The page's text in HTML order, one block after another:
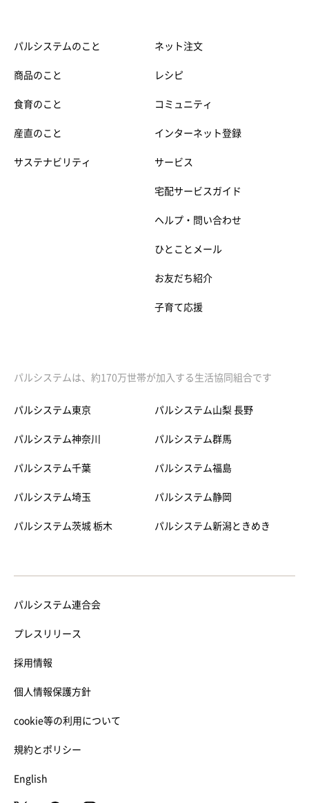
パルシステムのこと
商品のこと
食育のこと
産直のこと
サステナビリティ
ネット注文
レシピ
コミュニティ
インターネット登録
サービス
宅配サービスガイド
ヘルプ・問い合わせ
ひとことメール
お友だち紹介
子育て応援
パルシステムは、約170万世帯が加入する生活協同組合です
パルシステム東京
パルシステム神奈川
パルシステム千葉
パルシステム埼玉
パルシステム茨城 栃木
パルシステム山梨 長野
パルシステム群馬
パルシステム福島
パルシステム静岡
パルシステム新潟ときめき
パルシステム連合会
プレスリリース
採用情報
個人情報保護方針
cookie等の利用について
規約とポリシー
English